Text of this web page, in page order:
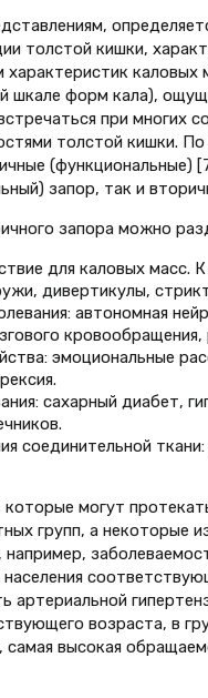
толстой кишки,
шкале форм кала),
при многих
толстой кишки.
запор, так и
запора можно
для каловых масс.
дивертикулы,
автономная
кровообращения,
эмоциональные
сахарный диабет,
соединительной
которые могут
групп, а некоторые
например,
артериальной
возраста, в
самая высокая